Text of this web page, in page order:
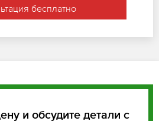
бесплатно
и обсудите детали с